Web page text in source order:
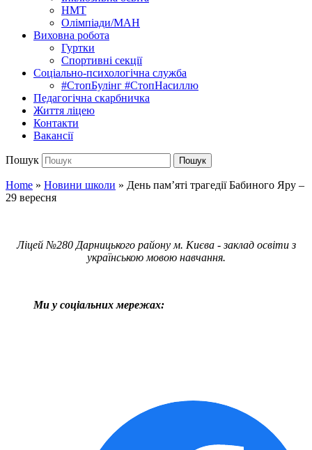
НМТ
Олімпіади/МАН
Виховна робота
Гуртки
Спортивні секції
Соціально-психологічна служба
#СтопБулінг #СтопНасиллю
Педагогічна скарбничка
Життя ліцею
Контакти
Вакансії
Пошук Пошук
Home » Новини школи » День пам’яті трагедії Бабиного Яру –
29 вересня
Ліцей №280 Дарницького району м. Києва - заклад освіти з
українською мовою навчання.
Ми у соціальних мережах: